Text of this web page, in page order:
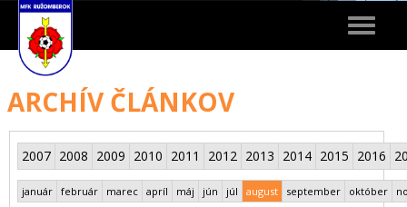
Toggle
ARCHÍV ČLÁNKOV
2007 2008 2009 2010 2011 2012 2013 2014 2015 2016
január február marec apríl máj jún júl august september október